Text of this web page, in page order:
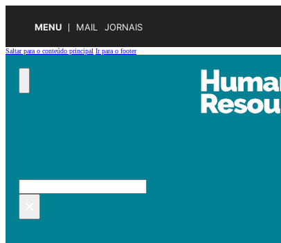
MENU MAIL JORNAIS
Saltar para o conteúdo principal Ir para o footer
Pesquisar